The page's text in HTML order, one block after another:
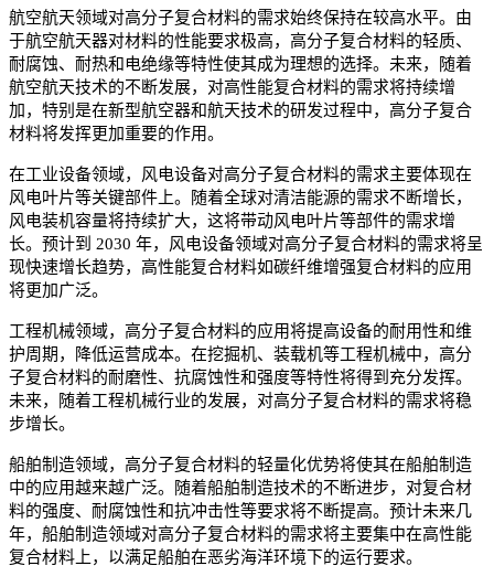
航空航天领域对高分子复合材料的需求始终保持在较高水平。由
于航空航天器对材料的性能要求极高，高分子复合材料的轻质、
耐腐蚀、耐热和电绝缘等特性使其成为理想的选择。未来，随着
航空航天技术的不断发展，对高性能复合材料的需求将持续增
加，特别是在新型航空器和航天技术的研发过程中，高分子复合
材料将发挥更加重要的作用。
在工业设备领域，风电设备对高分子复合材料的需求主要体现在
风电叶片等关键部件上。随着全球对清洁能源的需求不断增长，
风电装机容量将持续扩大，这将带动风电叶片等部件的需求增
长。预计到 2030 年，风电设备领域对高分子复合材料的需求将呈
现快速增长趋势，高性能复合材料如碳纤维增强复合材料的应用
将更加广泛。
工程机械领域，高分子复合材料的应用将提高设备的耐用性和维
护周期，降低运营成本。在挖掘机、装载机等工程机械中，高分
子复合材料的耐磨性、抗腐蚀性和强度等特性将得到充分发挥。
未来，随着工程机械行业的发展，对高分子复合材料的需求将稳
步增长。
船舶制造领域，高分子复合材料的轻量化优势将使其在船舶制造
中的应用越来越广泛。随着船舶制造技术的不断进步，对复合材
料的强度、耐腐蚀性和抗冲击性等要求将不断提高。预计未来几
年，船舶制造领域对高分子复合材料的需求将主要集中在高性能
复合材料上，以满足船舶在恶劣海洋环境下的运行要求。